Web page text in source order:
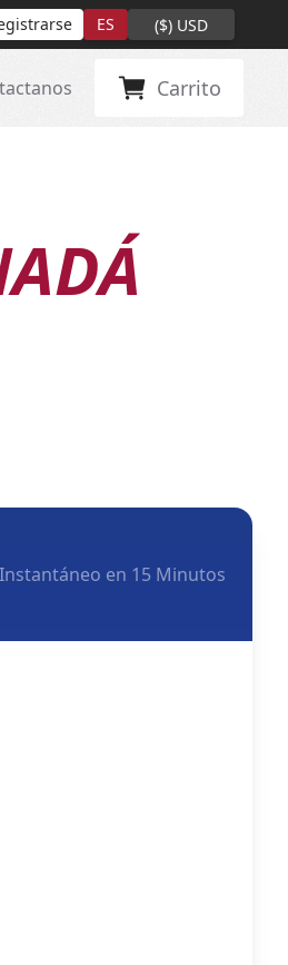
ES ($) USD
Carrito
en 15 Minutos